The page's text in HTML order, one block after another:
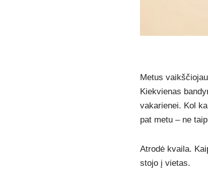
Metus
Kiekvienas
vakarienei. Kol
pat metu – ne
Atrodė kvaila.
stojo į vietas.